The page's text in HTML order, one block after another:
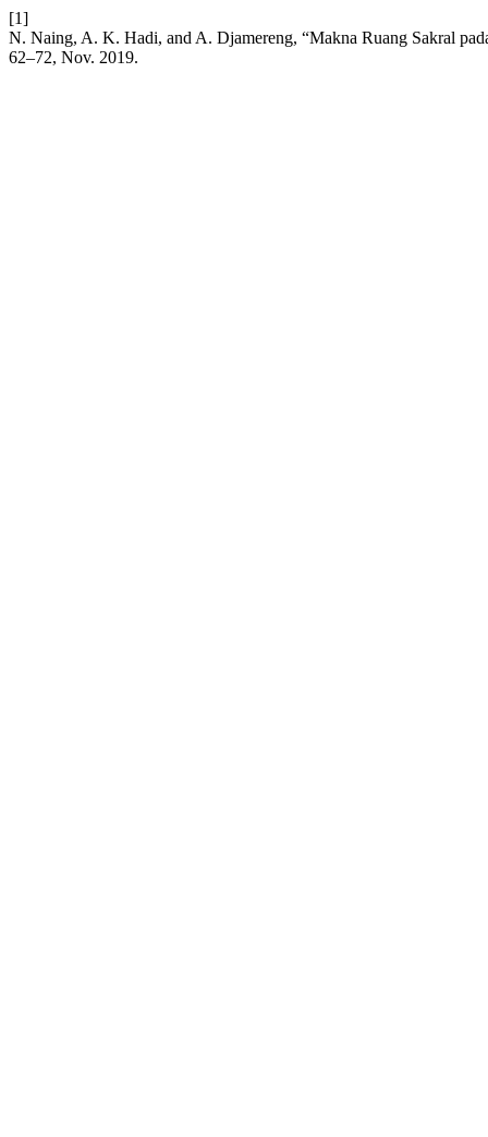
[1]
N. Naing, A. K. Hadi, and A. Djamereng, “Makna Ruang Sakral
62–72, Nov. 2019.